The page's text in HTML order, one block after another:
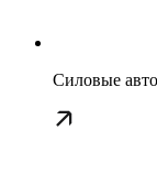
Силовые